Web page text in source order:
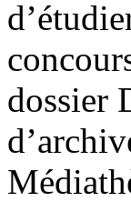
dossier